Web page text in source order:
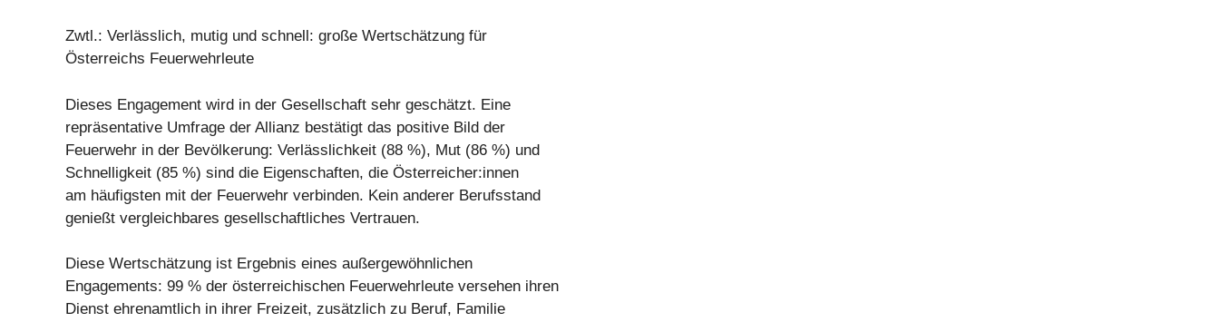
Zwtl.: Verlässlich, mutig und schnell: große Wertschätzung für
Österreichs Feuerwehrleute
Dieses Engagement wird in der Gesellschaft sehr geschätzt. Eine
repräsentative Umfrage der Allianz bestätigt das positive Bild der
Feuerwehr in der Bevölkerung: Verlässlichkeit (88 %), Mut (86 %) und
Schnelligkeit (85 %) sind die Eigenschaften, die Österreicher:innen
am häufigsten mit der Feuerwehr verbinden. Kein anderer Berufsstand
genießt vergleichbares gesellschaftliches Vertrauen.
Diese Wertschätzung ist Ergebnis eines außergewöhnlichen
Engagements: 99 % der österreichischen Feuerwehrleute versehen ihren
Dienst ehrenamtlich in ihrer Freizeit, zusätzlich zu Beruf, Familie